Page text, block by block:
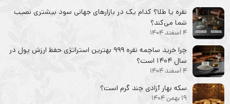
نقره یا طلا؟ کدام یک در بازارهای جهانی سود بیشتری نصیب
شما می‌کند؟
4 اسفند 1404
چرا خرید ساچمه نقره ۹۹۹ بهترین استراتژی حفظ ارزش پول در
سال ۱۴۰۴ است؟
4 اسفند 1404
سکه‌ بهار آزادی چند گرم است؟
19 بهمن 1404